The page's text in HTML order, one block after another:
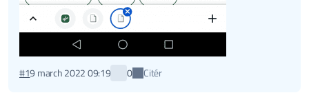
#19 march 2022 09:19 0 Citér